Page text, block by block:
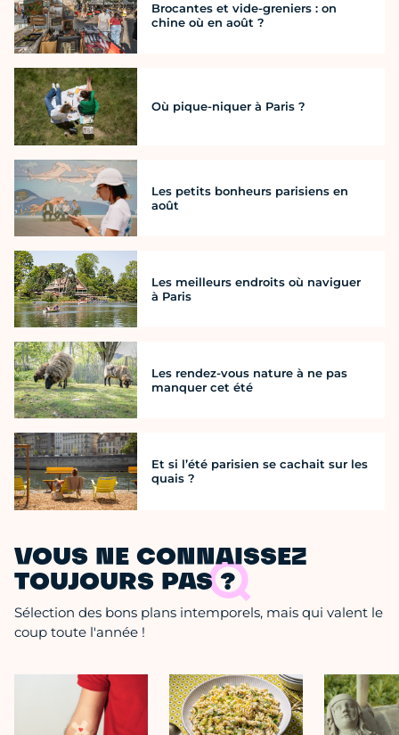
Brocantes et vide-greniers : on
chine où en août ?
Où pique-niquer à Paris ?
Les petits bonheurs parisiens en
août
Les meilleurs endroits où naviguer
à Paris
Les rendez-vous nature à ne pas
manquer cet été
Et si l’été parisien se cachait sur les
quais ?
VOUS NE CONNAISSEZ
TOUJOURS PAS ?
Sélection des bons plans intemporels, mais qui valent le
coup toute l'année !